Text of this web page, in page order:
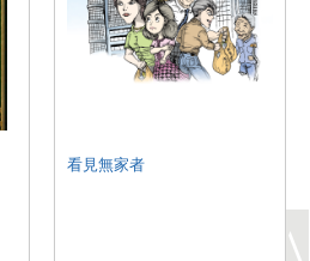
看見無家者